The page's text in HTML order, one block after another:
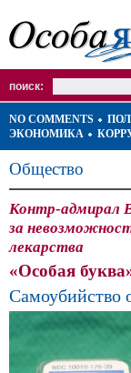
поиск:
NO COMMENTS
ЭКОНОМИКА
Общество
Контр-адмирал
за
лекарства
«Особая
Самоубийство